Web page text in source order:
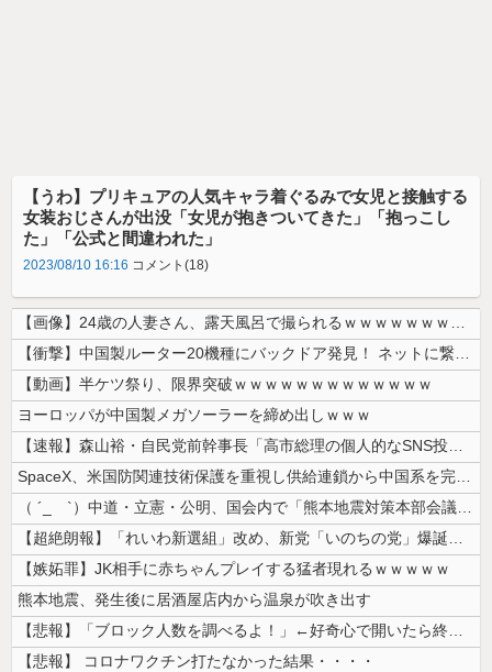
【うわ】プリキュアの人気キャラ着ぐるみで女児と接触する
女装おじさんが出没「女児が抱きついてきた」「抱っこし
た」「公式と間違われた」
2023/08/10 16:16 コメント(18)
【画像】24歳の人妻さん、露天風呂で撮られるｗｗｗｗｗｗｗｗｗｗｗｗ...
【衝撃】中国製ルーター20機種にバックドア発見！ ネットに繋ぐだけで3...
【動画】半ケツ祭り、限界突破ｗｗｗｗｗｗｗｗｗｗｗｗｗ
ヨーロッパが中国製メガソーラーを締め出しｗｗｗ
【速報】森山裕・自民党前幹事長「高市総理の個人的なSNS投稿が習近平主...
SpaceX、米国防関連技術保護を重視し供給連鎖から中国系を完全排除へ...
（ ´_ゝ`）中道・立憲・公明、国会内で「熊本地震対策本部会議」各省庁...
【超絶朗報】「れいわ新選組」改め、新党「いのちの党」爆誕！！！うおおお...
【嫉妬罪】JK相手に赤ちゃんプレイする猛者現れるｗｗｗｗｗ
熊本地震、発生後に居酒屋店内から温泉が吹き出す
【悲報】「ブロック人数を調べるよ！」←好奇心で開いたら終わるサイトだっ...
【悲報】 コロナワクチン打たなかった結果・・・・